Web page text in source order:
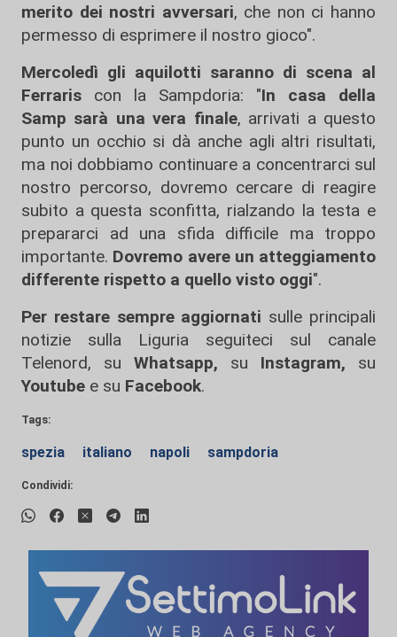
merito dei nostri avversari, che non ci hanno
permesso di esprimere il nostro gioco".
Mercoledì gli aquilotti saranno di scena al
Ferraris con la Sampdoria: "In casa della
Samp sarà una vera finale, arrivati a questo
punto un occhio si dà anche agli altri risultati,
ma noi dobbiamo continuare a concentrarci sul
nostro percorso, dovremo cercare di reagire
subito a questa sconfitta, rialzando la testa e
prepararci ad una sfida difficile ma troppo
importante. Dovremo avere un atteggiamento
differente rispetto a quello visto oggi".
Per restare sempre aggiornati sulle principali
notizie sulla Liguria seguiteci sul canale
Telenord, su
Whatsapp, su Instagram, su
Youtube e su Facebook.
Tags:
spezia italiano napoli sampdoria
Condividi: